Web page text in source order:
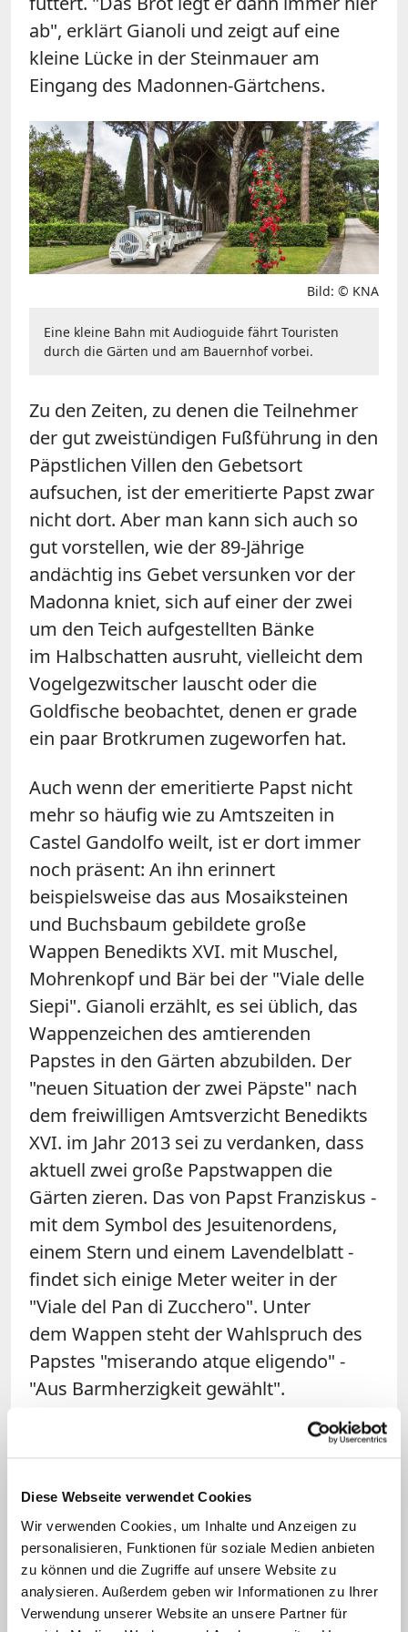
Diese Webseite verwendet Cookies
Wir verwenden Cookies, um Inhalte und Anzeigen zu
personalisieren, Funktionen für soziale Medien anbieten
zu können und die Zugriffe auf unsere Website zu
analysieren. Außerdem geben wir Informationen zu Ihrer
Verwendung unserer Website an unsere Partner für
ab", erklärt Gianoli und zeigt auf eine
kleine Lücke in der Steinmauer am
Eingang des Madonnen-Gärtchens.
Bild: © KNA
Eine kleine Bahn mit Audioguide fährt Touristen
durch die Gärten und am Bauernhof vorbei.
Zu den Zeiten, zu denen die Teilnehmer
der gut zweistündigen Fußführung in den
Päpstlichen Villen den Gebetsort
aufsuchen, ist der emeritierte Papst zwar
nicht dort. Aber man kann sich auch so
gut vorstellen, wie der 89-Jährige
andächtig ins Gebet versunken vor der
Madonna kniet, sich auf einer der zwei
um den Teich aufgestellten Bänke
im Halbschatten ausruht, vielleicht dem
Vogelgezwitscher lauscht oder die
Goldfische beobachtet, denen er grade
ein paar Brotkrumen zugeworfen hat.
Auch wenn der emeritierte Papst nicht
mehr so häufig wie zu Amtszeiten in
Castel Gandolfo weilt, ist er dort immer
noch präsent: An ihn erinnert
beispielsweise das aus Mosaiksteinen
und Buchsbaum gebildete große
Wappen Benedikts XVI. mit Muschel,
Mohrenkopf und Bär bei der "Viale delle
Siepi". Gianoli erzählt, es sei üblich, das
Wappenzeichen des amtierenden
Papstes in den Gärten abzubilden. Der
"neuen Situation der zwei Päpste" nach
dem freiwilligen Amtsverzicht Benedikts
XVI. im Jahr 2013 sei zu verdanken, dass
aktuell zwei große Papstwappen die
Gärten zieren. Das von Papst Franziskus -
mit dem Symbol des Jesuitenordens,
einem Stern und einem Lavendelblatt -
findet sich einige Meter weiter in der
"Viale del Pan di Zucchero". Unter
dem Wappen steht der Wahlspruch des
Papstes "miserando atque eligendo" -
"Aus Barmherzigkeit gewählt".
Wer genau hinschaut, kann in der Anlage
entdecken. Zum Beispiel das Wappen
Pius' XI. mit einem Adler über drei roten
Bällen als Mosaik am Treppenaufgang
bei der "Piazzale quadrato" oder die